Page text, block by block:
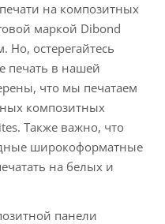
на композитных
маркой Dibond
остерегайтесь
печать в нашей
что мы печатаем
композитных
Также важно, что
широкоформатные
на белых и
панели